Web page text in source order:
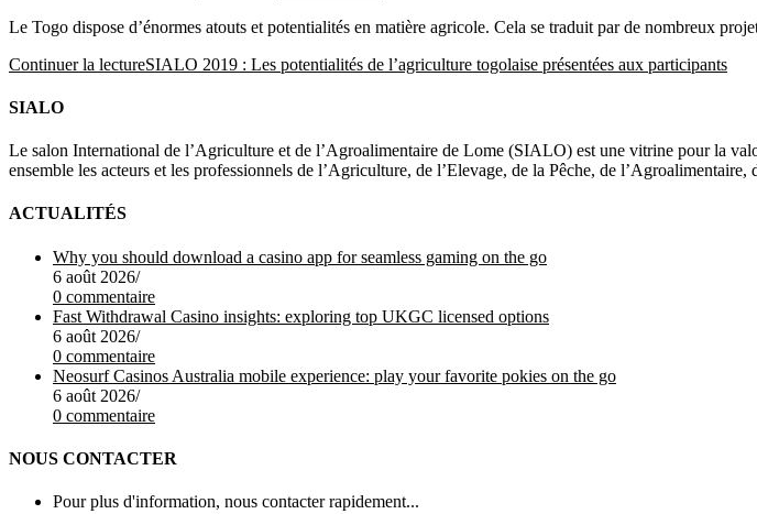
Le Togo dispose d’énormes atouts et potentialités en matière agricole. Cela se traduit par de nombreux
Continuer la lectureSIALO 2019 : Les potentialités de l’agriculture togolaise présentées aux participants
SIALO
Le salon International de l’Agriculture et de l’Agroalimentaire de Lome (SIALO) est une vitrine pour la
ensemble les acteurs et les professionnels de l’Agriculture, de l’Elevage, de la Pêche, de l’Agroalimentaire,
ACTUALITÉS
Why you should download a casino app for seamless gaming on the go
6 août 2026/
0 commentaire
Fast Withdrawal Casino insights: exploring top UKGC licensed options
6 août 2026/
0 commentaire
Neosurf Casinos Australia mobile experience: play your favorite pokies on the go
6 août 2026/
0 commentaire
NOUS CONTACTER
Pour plus d'information, nous contacter rapidement...